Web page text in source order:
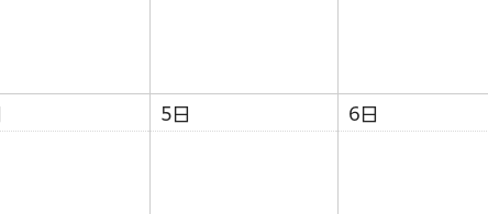
5日 6日